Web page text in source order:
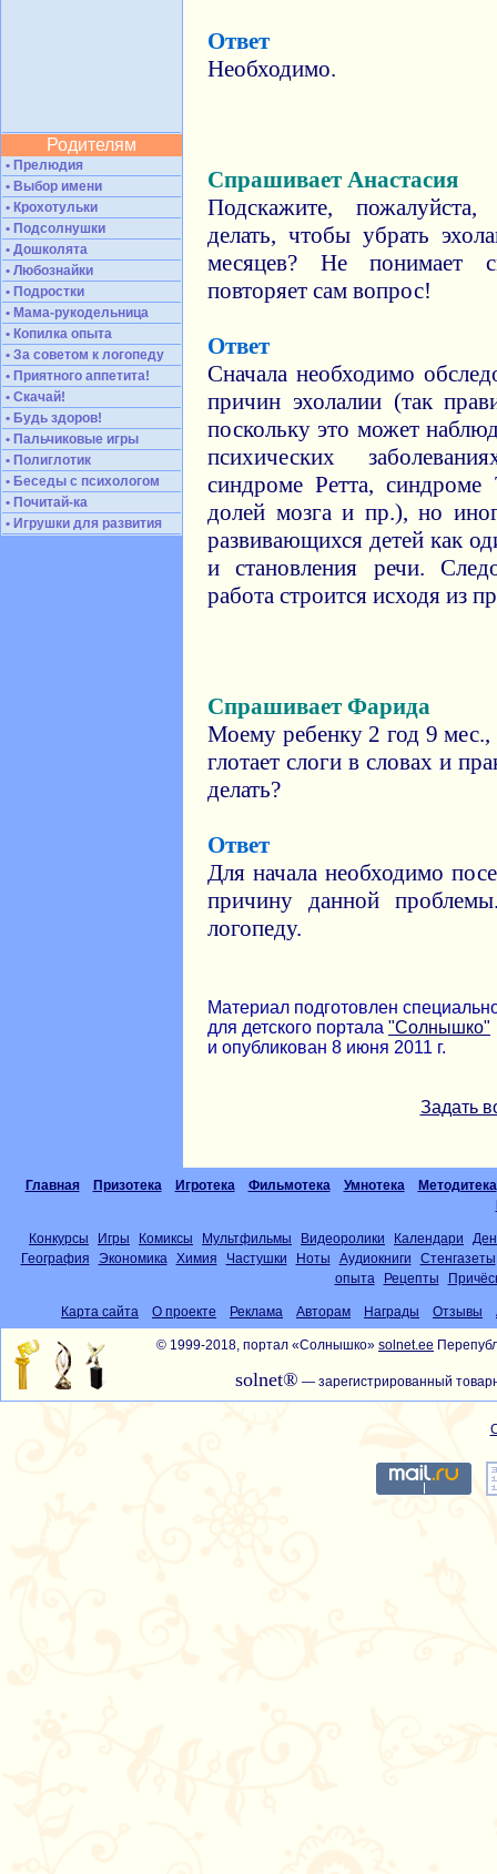
Родителям
• Прелюдия
• Выбор имени
• Крохотульки
• Подсолнушки
• Дошколята
• Любознайки
• Подростки
• Мама-рукодельница
• Копилка опыта
• За советом к логопеду
• Приятного аппетита!
• Скачай!
• Будь здоров!
• Пальчиковые игры
• Полиглотик
• Беседы с психологом
• Почитай-ка
• Игрушки для развития
Ответ
Необходимо.
Спрашивает Анастасия
Подскажите,
делать, чтобы убрать
месяцев? Не понимает
повторяет сам вопрос!
Ответ
Сначала необходимо
причин эхолалии (так
поскольку это может
психических
синдроме Ретта,
долей мозга и пр.), но
развивающихся детей как
и становления речи.
работа строится исходя из
Спрашивает Фарида
Моему ребенку 2 год 9 мес.,
глотает слоги в словах и
делать?
Ответ
Для начала необходимо
причину данной
логопеду.
Материал подготовлен
для детского портала "Солнышко"
и опубликован 8 июня 2011 г.
Задать
Главная Призотека Игротека Фильмотека Умнотека
Методитека
Конкурсы Игры Комиксы Мультфильмы Видеоролики Календари
География
Экономика Химия Частушки Ноты Аудиокниги
Стенгазеты
опыта
Рецепты
Карта сайта О проекте Реклама Авторам Награды Отзывы
© 1999-2018, портал «Солнышко» solnet.ee
solnet® — зарегистрированный